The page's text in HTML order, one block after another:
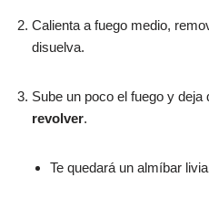
Calienta a fuego medio,
disuelva.
Sube un poco el fuego y deja
revolver.
Te quedará un almíbar